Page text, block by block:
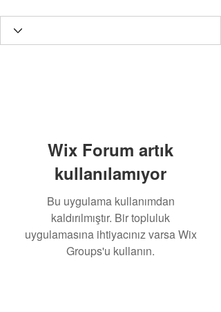
Wix Forum artık
kullanılamıyor
Bu uygulama kullanımdan
kaldırılmıştır. Bir topluluk
uygulamasına ihtiyacınız varsa Wix
Groups'u kullanın.